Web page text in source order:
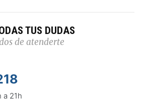
TUS DUDAS
de atenderte
a 21h